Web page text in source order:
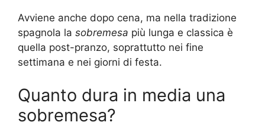
Avviene anche dopo cena, ma nella tradizione
spagnola la sobremesa più lunga e classica è
quella post-pranzo, soprattutto nei fine
settimana e nei giorni di festa.
Quanto dura in media una
sobremesa?